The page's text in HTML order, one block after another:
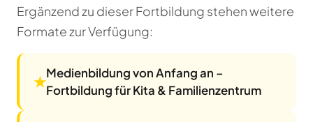
Ergänzend zu dieser Fortbildung stehen weitere
Formate zur Verfügung:
★Medienbildung von Anfang an –
Fortbildung für Kita & Familienzentrum